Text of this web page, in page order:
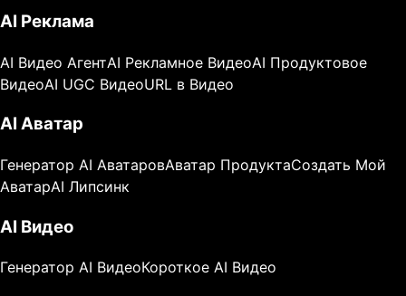
AI Реклама
AI Видео АгентAI Рекламное ВидеоAI Продуктовое
ВидеоAI UGC ВидеоURL в Видео
AI Аватар
Генератор AI АватаровАватар ПродуктаСоздать Мой
АватарAI Липсинк
AI Видео
Генератор AI ВидеоКороткое AI Видео